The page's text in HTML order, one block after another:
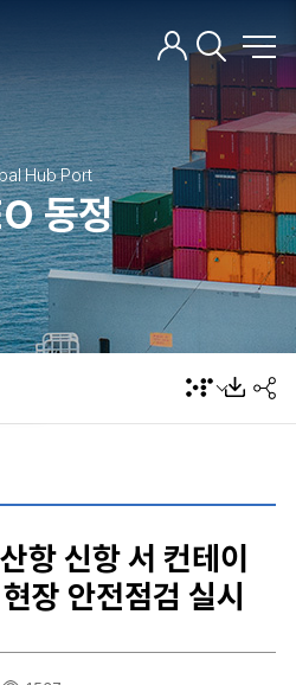
Hub Port
동정
항 신항 서 컨테이
장 안전점검 실시